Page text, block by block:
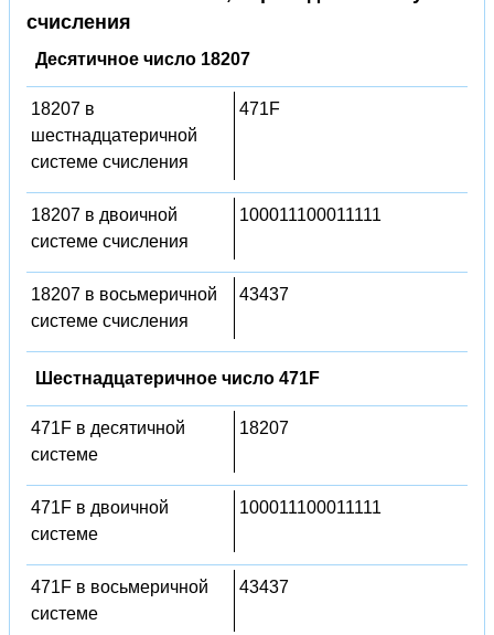
счисления
Десятичное число 18207
18207 в
шестнадцатеричной
системе счисления
471F
18207 в двоичной
системе счисления
100011100011111
18207 в восьмеричной
системе счисления
43437
Шестнадцатеричное число 471F
471F в десятичной
системе
18207
471F в двоичной
системе
100011100011111
471F в восьмеричной
системе
43437